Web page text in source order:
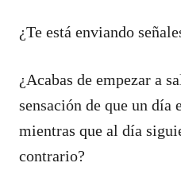
¿Te está enviando
¿Acabas de empezar a
sensación de que un día
mientras que al día
contrario?